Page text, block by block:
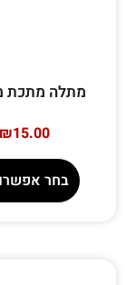
מתלה מתכת
₪15.00
בחר